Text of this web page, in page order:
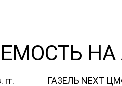
гг. ГАЗЕЛЬ NEXT